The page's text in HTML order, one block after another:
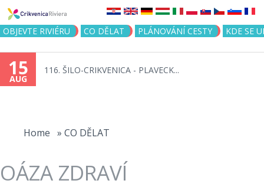
Jump to navigation
OBJEVTE RIVIÉRU CO DĚLAT PLÁNOVÁNÍ CESTY KDE SE
15
AUG
116. ŠILO-CRIKVENICA - PLAVECK...
here
Home » CO DĚLAT
OÁZA ZDRAVÍ